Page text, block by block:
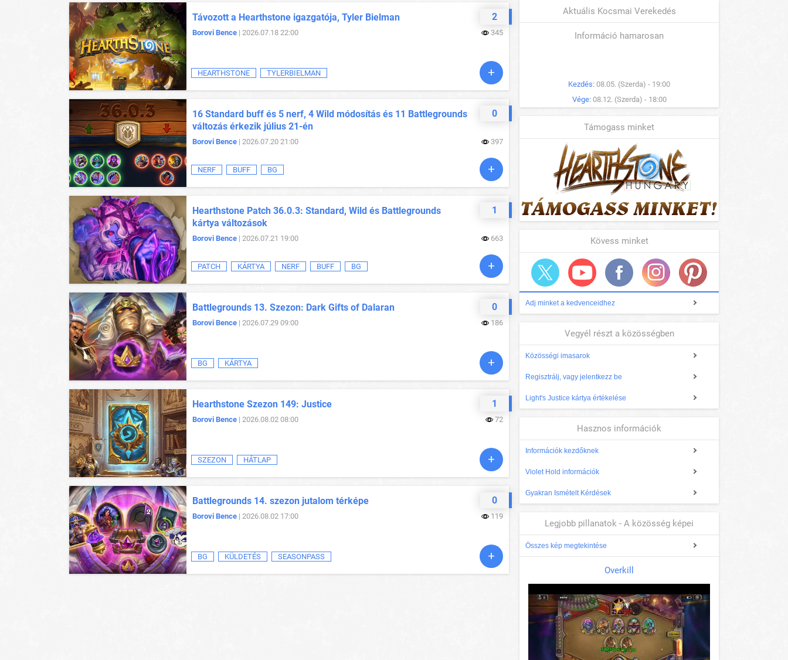
2
Távozott a Hearthstone igazgatója, Tyler Bielman
Borovi Bence | 2026.07.18 22:00 345
HEARTHSTONE TYLERBIELMAN
0
16 Standard buff és 5 nerf, 4 Wild módosítás és 11 Battlegrounds
változás érkezik július 21-én
Borovi Bence | 2026.07.20 21:00 397
NERF BUFF BG
1
Hearthstone Patch 36.0.3: Standard, Wild és Battlegrounds
kártya változások
Borovi Bence | 2026.07.21 19:00 663
PATCH KÁRTYA NERF BUFF BG
0
Battlegrounds 13. Szezon: Dark Gifts of Dalaran
Borovi Bence | 2026.07.29 09:00 186
BG KÁRTYA
1
Hearthstone Szezon 149: Justice
Borovi Bence | 2026.08.02 08:00 72
SZEZON HÁTLAP
0
Battlegrounds 14. szezon jutalom térképe
Borovi Bence | 2026.08.02 17:00 119
BG KÜLDETÉS SEASONPASS
Aktuális Kocsmai Verekedés
Információ hamarosan
Kezdés: 08.05. (Szerda) - 19:00
Vége: 08.12. (Szerda) - 18:00
Támogass minket
Kövess minket
Adj minket a kedvenceidhez
Vegyél részt a közösségben
Közösségi imasarok
Regisztrálj, vagy jelentkezz be
Light's Justice kártya értékelése
Hasznos információk
Információk kezdőknek
Violet Hold információk
Gyakran Ismételt Kérdések
Legjobb pillanatok - A közösség képei
Összes kép megtekintése
Overkill